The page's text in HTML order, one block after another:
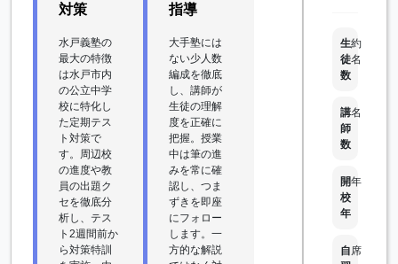
対策
水戸義塾の
最大の特徴
は水戸市内
の公立中学
校に特化し
た定期テス
ト対策で
す。周辺校
の進度や教
員の出題ク
セを徹底分
析し、テス
ト2週間前か
ら対策特訓
指導
大手塾には
ない少人数
編成を徹底
し、講師が
生徒の理解
度を正確に
把握。授業
中は筆の進
みを常に確
認し、つま
ずきを即座
にフォロー
します。一
方的な解説
生
徒
数
約
名
講
師
数
名
開
校
年
年
自席